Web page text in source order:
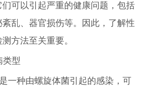
可以引起严重的健康问题，包括
乱、器官损伤等。因此，了解性
方法至关重要。
类型
一种由螺旋体菌引起的感染，可